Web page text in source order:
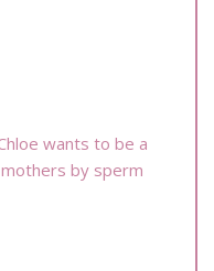
wants to be a
by sperm